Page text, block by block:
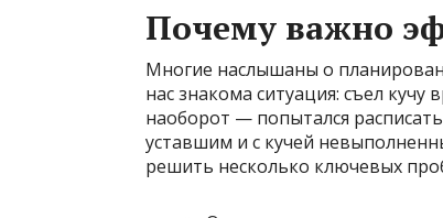
Почему важно
Многие наслышаны о
нас знакома ситуация: съел кучу
наоборот — попытался
уставшим и с кучей
решить несколько ключевых